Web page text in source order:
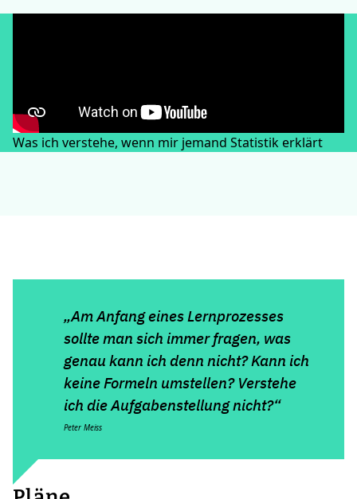
Was ich verstehe, wenn mir jemand Statistik erklärt
„Am Anfang eines Lernprozesses
sollte man sich immer fragen, was
genau kann ich denn nicht? Kann ich
keine Formeln umstellen? Verstehe
ich die Aufgabenstellung nicht?“
Peter Meiss